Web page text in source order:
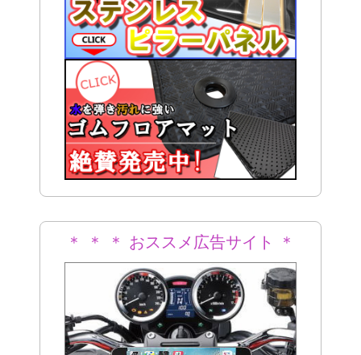
＊ ＊ ＊ おススメ広告サイト ＊
＊ ＊